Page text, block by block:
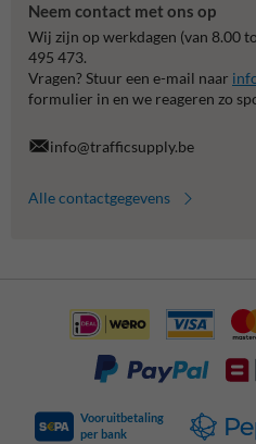
Neem contact met ons op
Wij zijn op werkdagen (van 8.00
495 473.
Vragen? Stuur een e-mail naar
formulier in en we reageren zo
info@trafficsupply.be
Alle contactgegevens
Vooruitbetaling
per bank